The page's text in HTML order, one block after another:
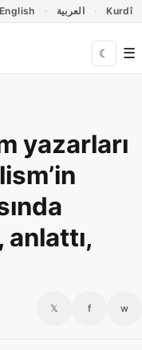
English العربية Kurdî
☾ ☰
yazarları
𝕏 f w